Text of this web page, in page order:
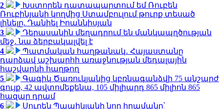
2
Խստորեն դատապարտում եմ Ռուբեն
Ռուբինյանի կողմից Ստամբուլում թուրք տեսած
լինելը. Դանիել Իոաննիսյան
3
Դերասանին մեղադրում են մանկապղծության
մեջ․ նա ձերբակալվել է
4
Պատմական հաղթանակ․ Հայաստանը
դարձավ աշխարհի առաջնության մեդալային
հաշվարկի հաղթող
5
Գագիկ Ծառուկյանից կբռնագանձվի 75 անշարժ
գույք, 42 ավտոմեքենա, 105 միլիարդ 865 միլիոն 865
հազար դրամ
6
Սուրեն Պապիկյանի նոր հրամանը՝